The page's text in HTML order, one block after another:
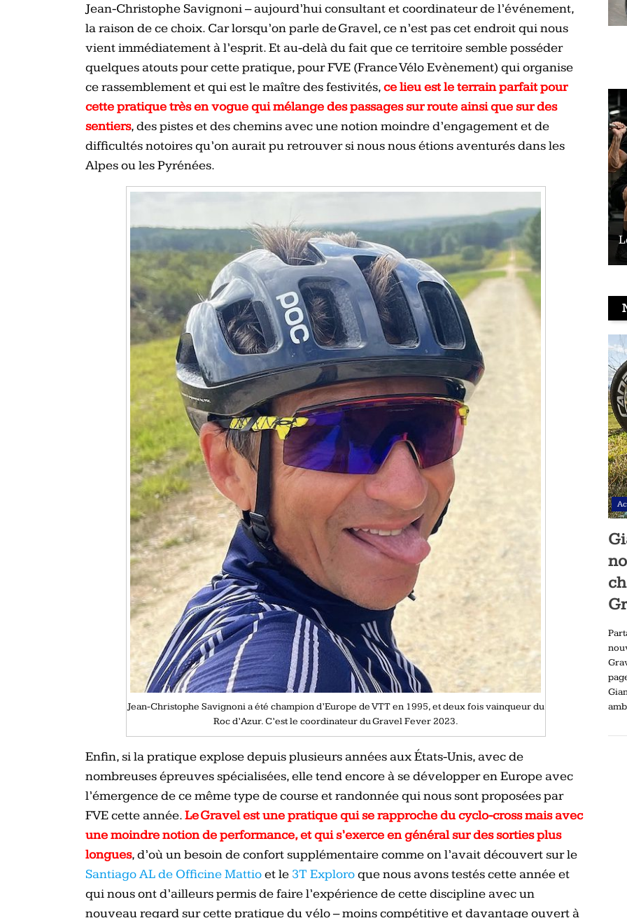
Jean-Christophe Savignoni – aujourd’hui consultant et coordinateur de l’événement,
la raison de ce choix. Car lorsqu’on parle de Gravel, ce n’est pas cet endroit qui nous
vient immédiatement à l’esprit. Et au-delà du fait que ce territoire semble posséder
quelques atouts pour cette pratique, pour FVE (France Vélo Evènement) qui organise
ce rassemblement et qui est le maître des festivités,ce lieu est le terrain parfait pour
cette pratique très en vogue qui mélange des passages sur route ainsi que sur des
sentiers, des pistes et des chemins avec une notion moindre d’engagement et de
difficultés notoires qu’on aurait pu retrouver si nous nous étions aventurés dans les
Alpes ou les Pyrénées.
Jean-Christophe Savignoni a été champion d’Europe de VTT en 1995, et deux fois vainqueur du
Roc d’Azur. C’est le coordinateur du Gravel Fever 2023.
Enfin, si la pratique explose depuis plusieurs années aux États-Unis, avec de
nombreuses épreuves spécialisées, elle tend encore à se développer en Europe avec
l’émergence de ce même type de course et randonnée qui nous sont proposées par
FVE cette année.Le Gravel est une pratique qui se rapproche du cyclo-cross mais avec
une moindre notion de performance, et qui s’exerce en général sur des sorties plus
longues, d’où un besoin de confort supplémentaire comme on l’avait découvert sur le
Santiago AL de Officine Mattioet le 3T Exploroque nous avons testés cette année et
qui nous ont d’ailleurs permis de faire l’expérience de cette discipline avec un
nouveau regard sur cette pratique du vélo – moins compétitive et davantage ouvert à
Le vélo peut-il remplacer les squats ?